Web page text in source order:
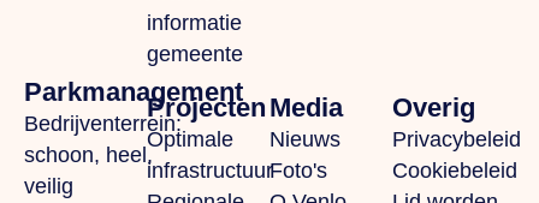
informatie
gemeente
Parkmanagement
Bedrijventerrein:
schoon, heel,
veilig
Projecten
Optimale
infrastructuur
Media
Nieuws
Foto's
Overig
Privacybeleid
Cookiebeleid